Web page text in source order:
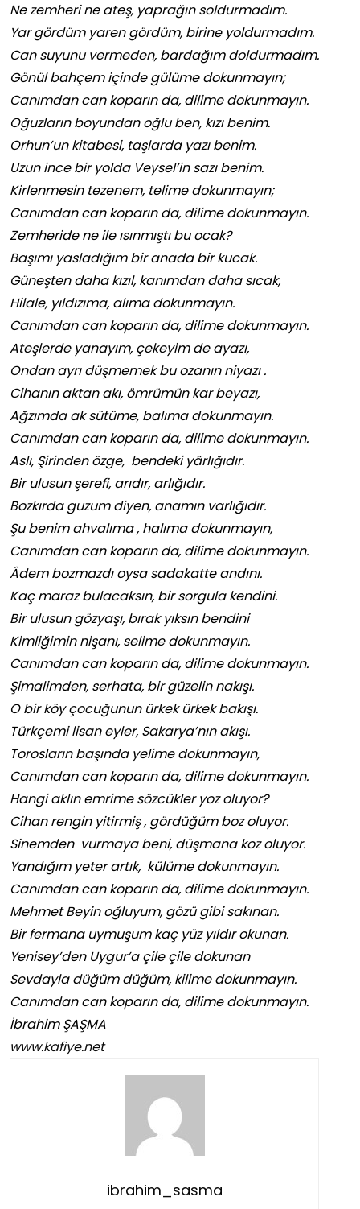
Ne zemheri ne ateş, yaprağın soldurmadım.
Yar gördüm yaren gördüm, birine yoldurmadım.
Can suyunu vermeden, bardağım doldurmadım.
Gönül bahçem içinde gülüme dokunmayın;
Canımdan can koparın da, dilime dokunmayın.
Oğuzların boyundan oğlu ben, kızı benim.
Orhun’un kitabesi, taşlarda yazı benim.
Uzun ince bir yolda Veysel’in sazı benim.
Kirlenmesin tezenem, telime dokunmayın;
Canımdan can koparın da, dilime dokunmayın.
Zemheride ne ile ısınmıştı bu ocak?
Başımı yasladığım bir anada bir kucak.
Güneşten daha kızıl, kanımdan daha sıcak,
Hilale, yıldızıma, alıma dokunmayın.
Canımdan can koparın da, dilime dokunmayın.
Ateşlerde yanayım, çekeyim de ayazı,
Ondan ayrı düşmemek bu ozanın niyazı .
Cihanın aktan akı, ömrümün kar beyazı,
Ağzımda ak sütüme, balıma dokunmayın.
Canımdan can koparın da, dilime dokunmayın.
Aslı, Şirinden özge, bendeki yârlığıdır.
Bir ulusun şerefi, arıdır, arlığıdır.
Bozkırda guzum diyen, anamın varlığıdır.
Şu benim ahvalıma , halıma dokunmayın,
Canımdan can koparın da, dilime dokunmayın.
Âdem bozmazdı oysa sadakatte andını.
Kaç maraz bulacaksın, bir sorgula kendini.
Bir ulusun gözyaşı, bırak yıksın bendini
Kimliğimin nişanı, selime dokunmayın.
Canımdan can koparın da, dilime dokunmayın.
Şimalimden, serhata, bir güzelin nakışı.
O bir köy çocuğunun ürkek ürkek bakışı.
Türkçemi lisan eyler, Sakarya’nın akışı.
Torosların başında yelime dokunmayın,
Canımdan can koparın da, dilime dokunmayın.
Hangi aklın emrime sözcükler yoz oluyor?
Cihan rengin yitirmiş , gördüğüm boz oluyor.
Sinemden vurmaya beni, düşmana koz oluyor.
Yandığım yeter artık, külüme dokunmayın.
Canımdan can koparın da, dilime dokunmayın.
Mehmet Beyin oğluyum, gözü gibi sakınan.
Bir fermana uymuşum kaç yüz yıldır okunan.
Yenisey’den Uygur’a çile çile dokunan
Sevdayla düğüm düğüm, kilime dokunmayın.
Canımdan can koparın da, dilime dokunmayın.
İbrahim ŞAŞMA
www.kafiye.net
ibrahim_sasma